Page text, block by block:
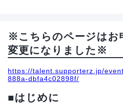
※こちらのページはお
変更になりました※
https://talent.supporterz.jp/
888a-dbfa4c02898f/
■はじめに